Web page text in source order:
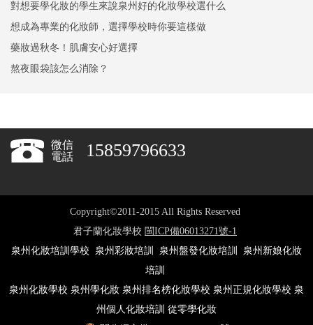
對想要學化妝的學生來說泉州好的化妝學校選什么
想成為專業的化妝師，選擇學校時你要這樣做
藥妝過秋冬！肌膚安心好選擇
熬夜眼袋該怎么消除？
微信
電話
15859796633
Copyright©2011-2015 All Rights Reserved
君子蘭化妝學校 閩ICP備06013271號-1
泉州化妝培訓學校
泉州彩妝培訓 泉州盤發化妝培訓
泉州新娘化妝
培訓
泉州化妝學校 泉州學化妝 泉州排名榜化妝學校 泉州正規化妝學校 泉
州個人化妝培訓 從零學化妝